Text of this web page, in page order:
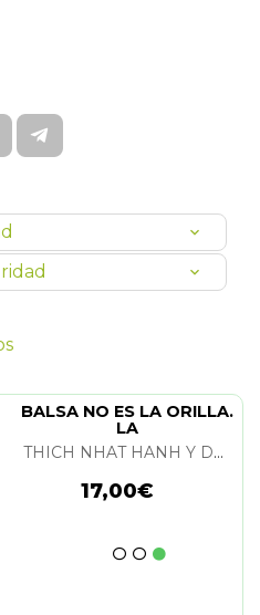
BALSA NO ES LA ORILLA.
LA
THICH NHAT HANH Y DANIEL BERRIGAN
17,00€